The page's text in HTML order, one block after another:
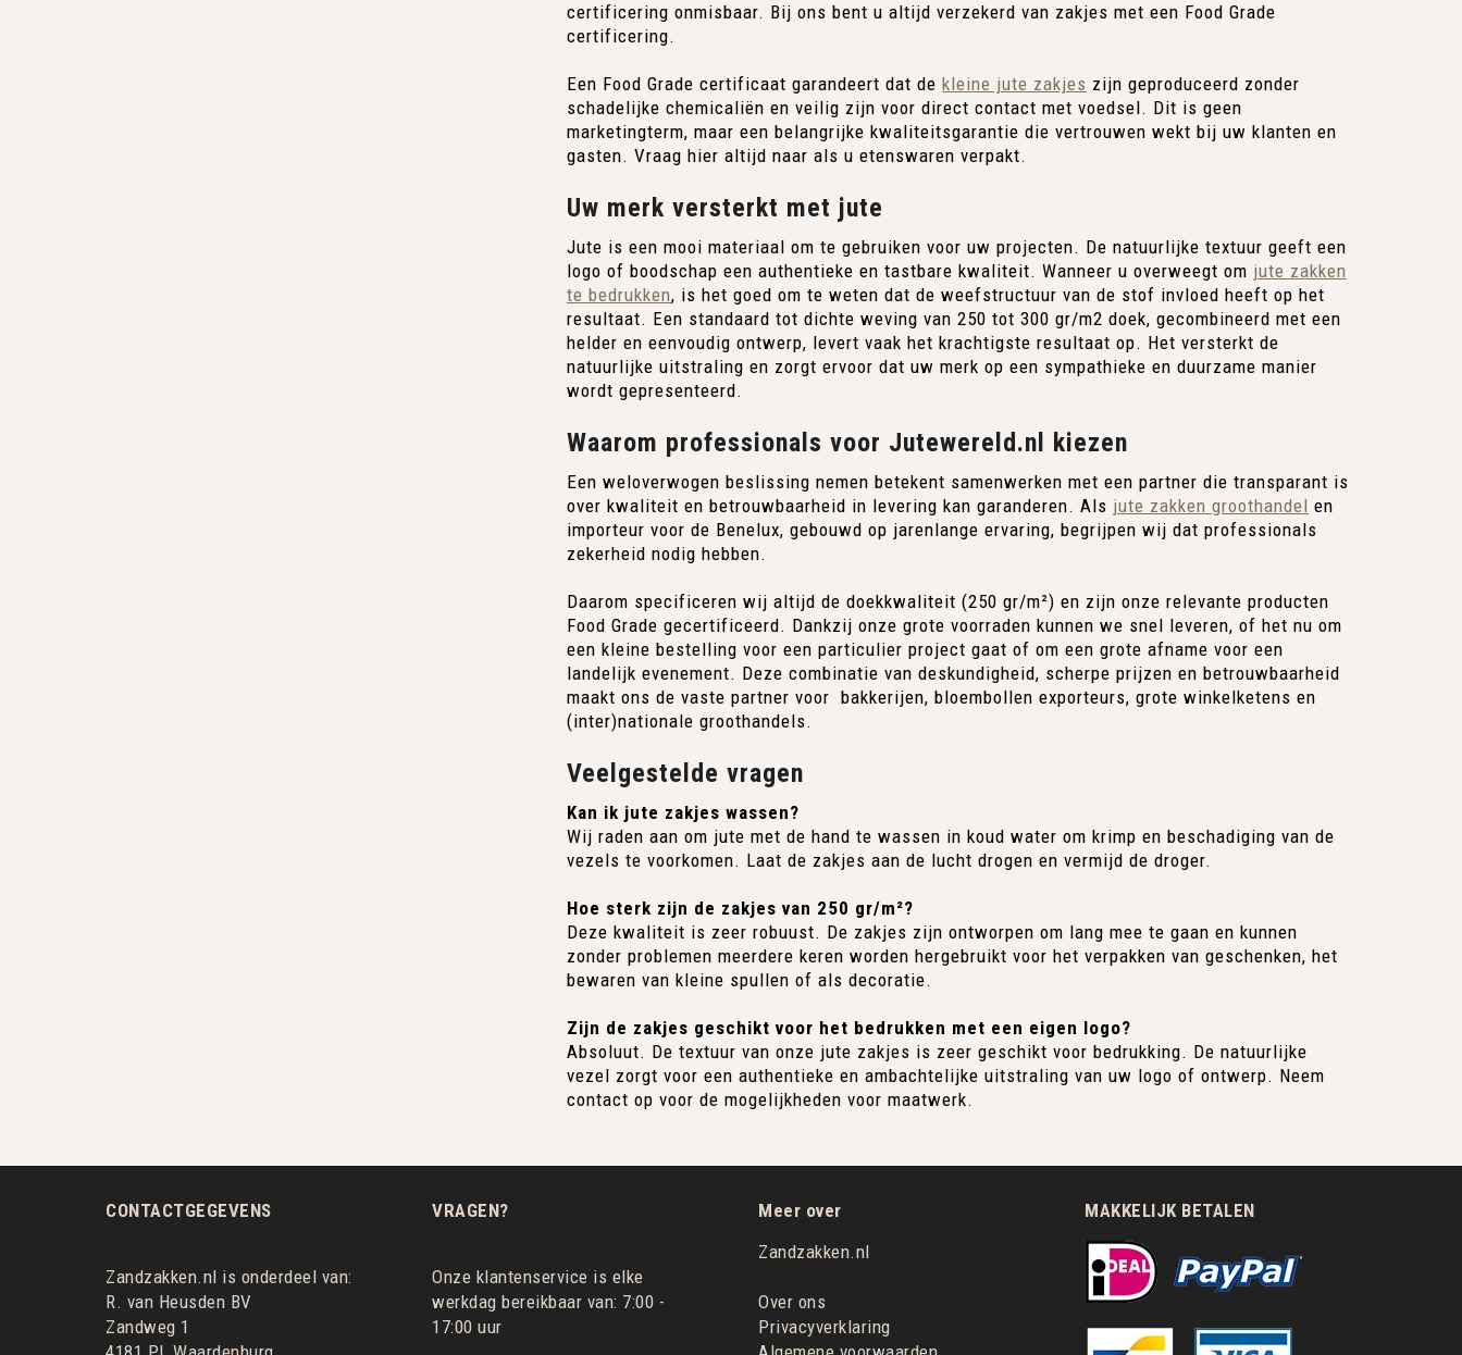
certificering onmisbaar. Bij ons bent u altijd verzekerd van zakjes met een Food Grade
certificering.
Een Food Grade certificaat garandeert dat de kleine jute zakjes zijn geproduceerd zonder
schadelijke chemicaliën en veilig zijn voor direct contact met voedsel. Dit is geen
marketingterm, maar een belangrijke kwaliteitsgarantie die vertrouwen wekt bij uw klanten en
gasten. Vraag hier altijd naar als u etenswaren verpakt.
Uw merk versterkt met jute
Jute is een mooi materiaal om te gebruiken voor uw projecten. De natuurlijke textuur geeft een
logo of boodschap een authentieke en tastbare kwaliteit. Wanneer u overweegt om jute zakken
te bedrukken, is het goed om te weten dat de weefstructuur van de stof invloed heeft op het
resultaat. Een standaard tot dichte weving van 250 tot 300 gr/m2 doek, gecombineerd met een
helder en eenvoudig ontwerp, levert vaak het krachtigste resultaat op. Het versterkt de
natuurlijke uitstraling en zorgt ervoor dat uw merk op een sympathieke en duurzame manier
wordt gepresenteerd.
Waarom professionals voor Jutewereld.nl kiezen
Een weloverwogen beslissing nemen betekent samenwerken met een partner die transparant is
over kwaliteit en betrouwbaarheid in levering kan garanderen. Als jute zakken groothandel en
importeur voor de Benelux, gebouwd op jarenlange ervaring, begrijpen wij dat professionals
zekerheid nodig hebben.
Daarom specificeren wij altijd de doekkwaliteit (250 gr/m²) en zijn onze relevante producten
Food Grade gecertificeerd. Dankzij onze grote voorraden kunnen we snel leveren, of het nu om
een kleine bestelling voor een particulier project gaat of om een grote afname voor een
landelijk evenement. Deze combinatie van deskundigheid, scherpe prijzen en betrouwbaarheid
maakt ons de vaste partner voor bakkerijen, bloembollen exporteurs, grote winkelketens en
(inter)nationale groothandels.
Veelgestelde vragen
Kan ik jute zakjes wassen?
Wij raden aan om jute met de hand te wassen in koud water om krimp en beschadiging van de
vezels te voorkomen. Laat de zakjes aan de lucht drogen en vermijd de droger.
Hoe sterk zijn de zakjes van 250 gr/m²?
Deze kwaliteit is zeer robuust. De zakjes zijn ontworpen om lang mee te gaan en kunnen
zonder problemen meerdere keren worden hergebruikt voor het verpakken van geschenken, het
bewaren van kleine spullen of als decoratie.
Zijn de zakjes geschikt voor het bedrukken met een eigen logo?
Absoluut. De textuur van onze jute zakjes is zeer geschikt voor bedrukking. De natuurlijke
vezel zorgt voor een authentieke en ambachtelijke uitstraling van uw logo of ontwerp. Neem
contact op voor de mogelijkheden voor maatwerk.
CONTACTGEGEVENS
Zandzakken.nl is onderdeel van:
R. van Heusden BV
Zandweg 1
VRAGEN?
Onze klantenservice is elke
werkdag bereikbaar van: 7:00 -
17:00 uur
Meer over
Zandzakken.nl
Over ons
Privacyverklaring
MAKKELIJK BETALEN